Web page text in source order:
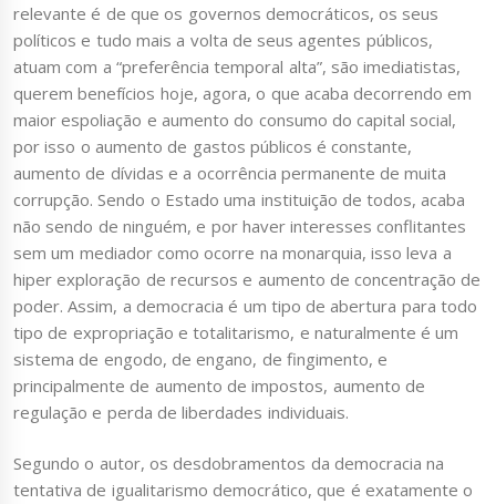
relevante é de que os governos democráticos, os seus
políticos e tudo mais a volta de seus agentes públicos,
atuam com a “preferência temporal alta”, são imediatistas,
querem benefícios hoje, agora, o que acaba decorrendo em
maior espoliação e aumento do consumo do capital social,
por isso o aumento de gastos públicos é constante,
aumento de dívidas e a ocorrência permanente de muita
corrupção. Sendo o Estado uma instituição de todos, acaba
não sendo de ninguém, e por haver interesses conflitantes
sem um mediador como ocorre na monarquia, isso leva a
hiper exploração de recursos e aumento de concentração de
poder. Assim, a democracia é um tipo de abertura para todo
tipo de expropriação e totalitarismo, e naturalmente é um
sistema de engodo, de engano, de fingimento, e
principalmente de aumento de impostos, aumento de
regulação e perda de liberdades individuais.
Segundo o autor, os desdobramentos da democracia na
tentativa de igualitarismo democrático, que é exatamente o